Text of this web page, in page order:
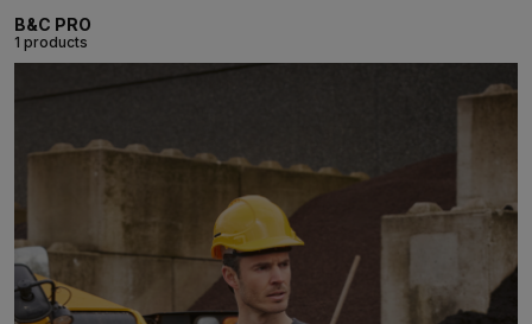
B&C PRO
1 products